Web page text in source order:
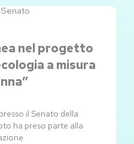
nel progetto
a misura
il Senato della
ha preso parte alla